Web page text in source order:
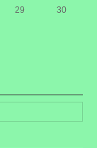
29 30